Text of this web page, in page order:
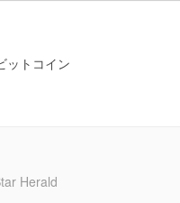
ットコイン
Herald